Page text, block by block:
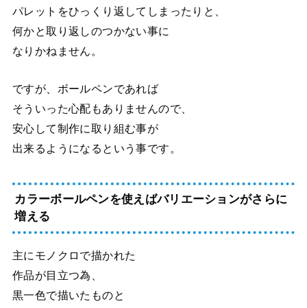
パレットをひっくり返してしまったりと、
何かと取り返しのつかない事に
なりかねません。
ですが、ボールペンであれば
そういった心配もありませんので、
安心して制作に取り組む事が
出来るようになるという事です。
カラーボールペンを使えばバリエーションがさらに
増える
主にモノクロで描かれた
作品が目立つ為、
黒一色で描いたものと